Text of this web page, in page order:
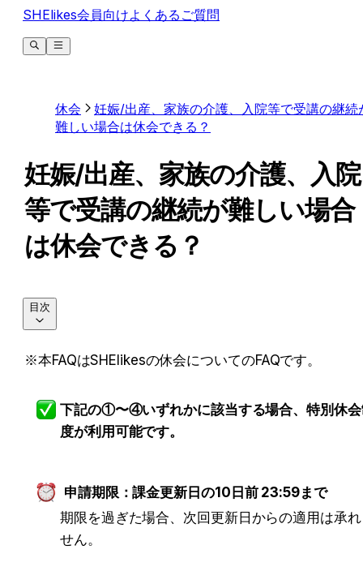
SHElikes会員向けよくあるご質問
休会
妊娠/出産、家族の介護、入院等で受講の継続
難しい場合は休会できる？
妊娠/出産、家族の介護、入院
等で受講の継続が難しい場合
は休会できる？
※本FAQはSHElikesの休会についてのFAQです。
下記の①〜④いずれかに該当する場合、特別休
度が利用可能です。
申請期限：課金更新日の10日前 23:59まで
期限を過ぎた場合、次回更新日からの適用は承
せん。
目次